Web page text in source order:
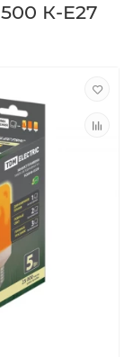
К-E27